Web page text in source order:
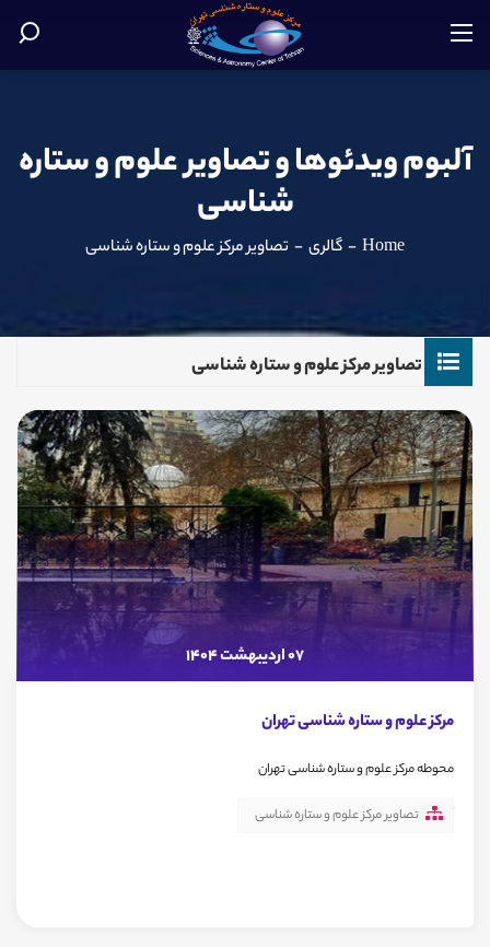
آلبوم ویدئوها و تصاویر علوم و ستاره
شناسی
Home
- گالری - تصاویر مرکز علوم و ستاره شناسی
تصاویر مرکز علوم و ستاره شناسی
07 اردیبهشت 1404
مرکز علوم و ستاره شناسی تهران
محوطه مرکز علوم و ستاره شناسی تهران
تصاویر مرکز علوم و ستاره شناسی